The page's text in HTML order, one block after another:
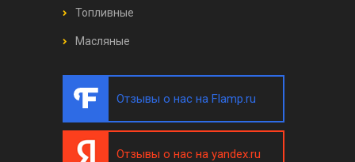
Топливные
Масляные
Отзывы о нас на Flamp.ru
Отзывы о нас на yandex.ru